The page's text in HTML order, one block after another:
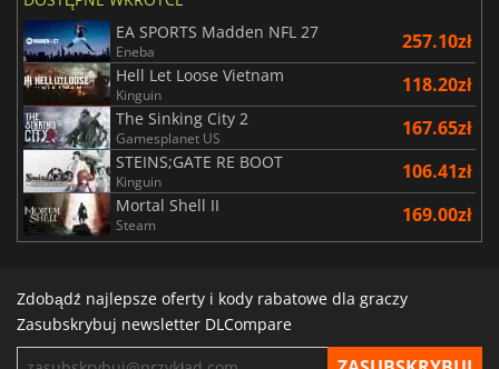
EA SPORTS Madden NFL 27
Eneba 257.10zł
Hell Let Loose Vietnam
Kinguin 118.20zł
The Sinking City 2
Gamesplanet US 167.65zł
STEINS;GATE RE BOOT
Kinguin 106.41zł
Mortal Shell II
Steam 169.00zł
Zdobądź najlepsze oferty i kody rabatowe dla graczy
Zasubskrybuj newsletter DLCompare